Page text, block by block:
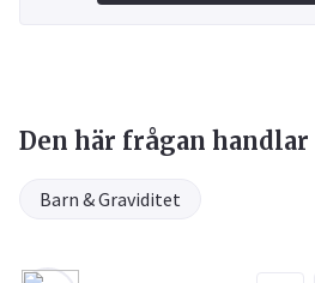
Den här frågan handlar
Barn & Graviditet